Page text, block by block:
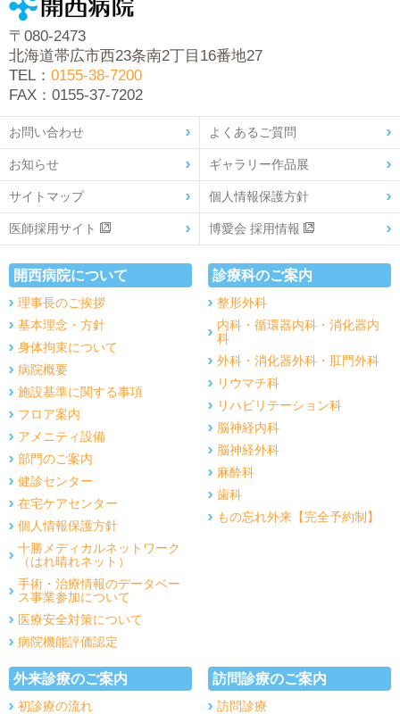
〒080-2473
北海道帯広市西23条南2丁目16番地27
TEL： 0155-38-7200
FAX：0155-37-7202
お問い合わせ よくあるご質問
お知らせ ギャラリー作品展
サイトマップ 個人情報保護方針
医師採用サイト 博愛会 採用情報
開西病院について
理事長のご挨拶
基本理念・方針
身体拘束について
病院概要
施設基準に関する事項
フロア案内
アメニティ設備
部門のご案内
健診センター
在宅ケアセンター
個人情報保護方針
十勝メディカルネットワーク
（はれ晴れネット）
手術・治療情報のデータベー
ス事業参加について
医療安全対策について
病院機能評価認定
診療科のご案内
整形外科
内科・循環器内科・消化器内
科
外科・消化器外科・肛門外科
リウマチ科
リハビリテーション科
脳神経内科
脳神経外科
麻酔科
歯科
もの忘れ外来【完全予約制】
外来診療のご案内
初診療の流れ
訪問診療のご案内
訪問診療